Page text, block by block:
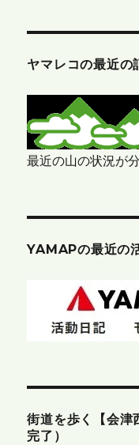
ヤマレコの最近
最近の山の状況が
YAMAPの最近の
街道を歩く【会津
完了）